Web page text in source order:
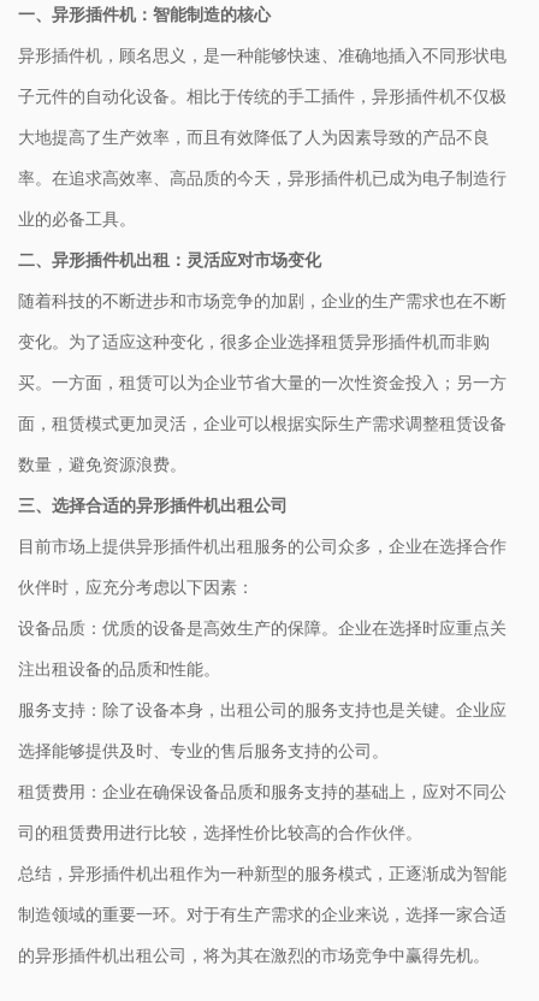
一、异形插件机：智能制造的核心
异形插件机，顾名思义，是一种能够快速、准确地插入不同形状电
子元件的自动化设备。相比于传统的手工插件，异形插件机不仅极
大地提高了生产效率，而且有效降低了人为因素导致的产品不良
率。在追求高效率、高品质的今天，异形插件机已成为电子制造行
业的必备工具。
二、异形插件机出租：灵活应对市场变化
随着科技的不断进步和市场竞争的加剧，企业的生产需求也在不断
变化。为了适应这种变化，很多企业选择租赁异形插件机而非购
买。一方面，租赁可以为企业节省大量的一次性资金投入；另一方
面，租赁模式更加灵活，企业可以根据实际生产需求调整租赁设备
数量，避免资源浪费。
三、选择合适的异形插件机出租公司
目前市场上提供异形插件机出租服务的公司众多，企业在选择合作
伙伴时，应充分考虑以下因素：
设备品质：优质的设备是高效生产的保障。企业在选择时应重点关
注出租设备的品质和性能。
服务支持：除了设备本身，出租公司的服务支持也是关键。企业应
选择能够提供及时、专业的售后服务支持的公司。
租赁费用：企业在确保设备品质和服务支持的基础上，应对不同公
司的租赁费用进行比较，选择性价比较高的合作伙伴。
总结，异形插件机出租作为一种新型的服务模式，正逐渐成为智能
制造领域的重要一环。对于有生产需求的企业来说，选择一家合适
的异形插件机出租公司，将为其在激烈的市场竞争中赢得先机。